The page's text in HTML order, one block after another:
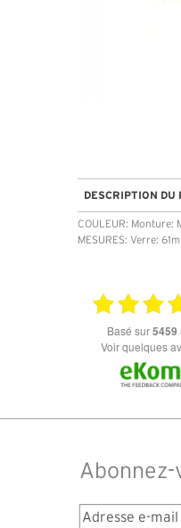
DESCRIPTION DU
COULEUR: Monture:
MESURES: Verre:
basé sur5459
Voir quelques
est simple à passer.pas eu